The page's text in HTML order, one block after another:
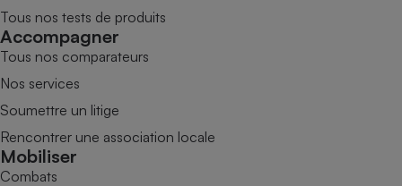
Tous nos tests de produits
Accompagner
Tous nos comparateurs
Nos services
Soumettre un litige
Rencontrer une association locale
Mobiliser
Combats